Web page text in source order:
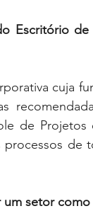
Escritório
cuja
de
de
setor como